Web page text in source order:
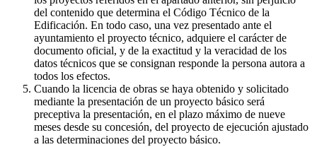
del contenido que determina el Código Técnico de la
Edificación. En todo caso, una vez presentado ante el
ayuntamiento el proyecto técnico, adquiere el carácter de
documento oficial, y de la exactitud y la veracidad de los
datos técnicos que se consignan responde la persona autora a
todos los efectos.
Cuando la licencia de obras se haya obtenido y solicitado
mediante la presentación de un proyecto básico será
preceptiva la presentación, en el plazo máximo de nueve
meses desde su concesión, del proyecto de ejecución ajustado
a las determinaciones del proyecto básico.